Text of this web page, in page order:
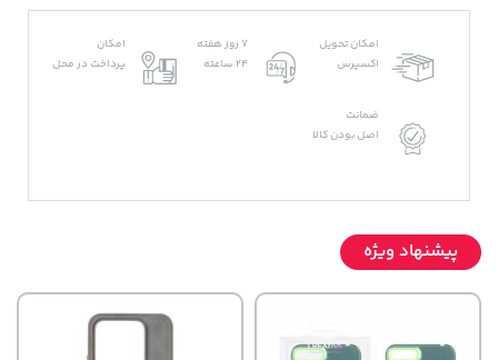
امکان تحویل
اکسپرس
7 روز هفته
24 ساعته
امکان
پرداخت در محل
ضمانت
اصل بودن کالا
پیشنهاد ویژه